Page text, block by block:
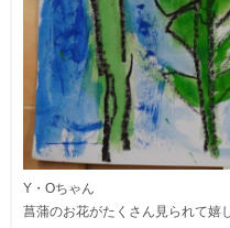
Y・Oちゃん
菖蒲のお花がたくさん見られて嬉